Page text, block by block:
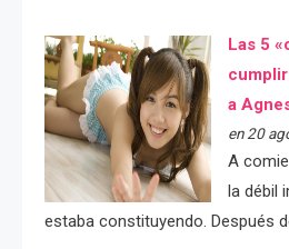
Las 5
a
en 20
A
la débil
estaba constituyendo. Después